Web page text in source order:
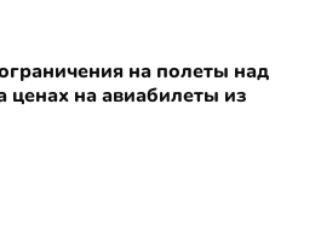
на полеты над
ценах на авиабилеты из